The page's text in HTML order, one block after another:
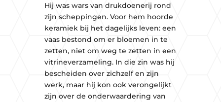
Hij was wars van drukdoenerij rond
zijn scheppingen. Voor hem hoorde
keramiek bij het dagelijks leven: een
vaas bestond om er bloemen in te
zetten, niet om weg te zetten in een
vitrineverzameling. In die zin was hij
bescheiden over zichzelf en zijn
werk, maar hij kon ook verongelijkt
zijn over de onderwaardering van